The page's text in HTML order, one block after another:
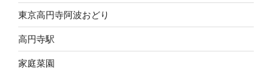
東京高円寺阿波おどり
高円寺駅
家庭菜園